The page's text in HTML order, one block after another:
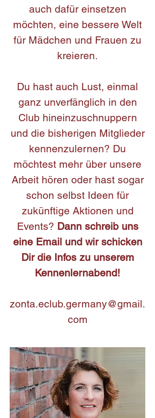
auch dafür einsetzen
möchten, eine bessere Welt
für Mädchen und Frauen zu
kreieren.
Du hast auch Lust, einmal
ganz unverfänglich in den
Club hineinzuschnuppern
und die bisherigen Mitglieder
kennenzulernen? Du
möchtest mehr über unsere
Arbeit hören oder hast sogar
schon selbst Ideen für
zukünftige Aktionen und
Events? Dann schreib uns
eine Email und wir schicken
Dir die Infos zu unserem
Kennenlernabend!
zonta.eclub.germany@gmail.
com